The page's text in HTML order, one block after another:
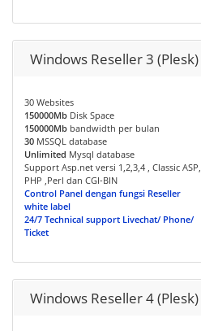
Windows Reseller 3 (Plesk)
30 Websites
150000Mb Disk Space
150000Mb bandwidth per bulan
30 MSSQL database
Unlimited Mysql database
Support Asp.net versi 1,2,3,4 , Classic ASP,
PHP ,Perl dan CGI-BIN
Control Panel dengan fungsi Reseller
white label
24/7 Technical support Livechat/ Phone/
Ticket
Windows Reseller 4 (Plesk)